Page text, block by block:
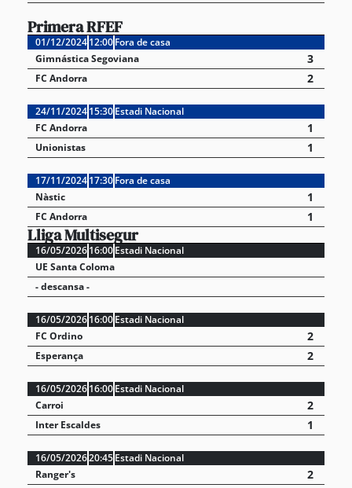
Primera RFEF
01/12/202412:00Fora de casa
Gimnástica Segoviana
3
FC Andorra 2
24/11/202415:30Estadi Nacional
FC Andorra
1
Unionistas 1
17/11/202417:30Fora de casa
Nàstic
1
FC Andorra 1
Lliga Multisegur
16/05/202616:00Estadi Nacional
UE Santa Coloma
- descansa -
16/05/202616:00Estadi Nacional
FC Ordino
2
Esperança 2
16/05/202616:00Estadi Nacional
Carroi
2
Inter Escaldes 1
16/05/202620:45Estadi Nacional
Ranger's
2